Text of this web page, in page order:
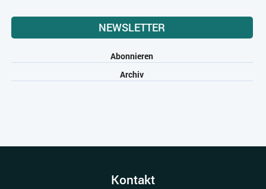
NEWSLETTER
Abonnieren
Archiv
Kontakt